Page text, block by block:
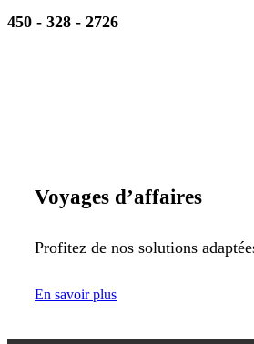
450 - 328 - 2726
Voyages d’affaires
Profitez de nos solutions
En savoir plus